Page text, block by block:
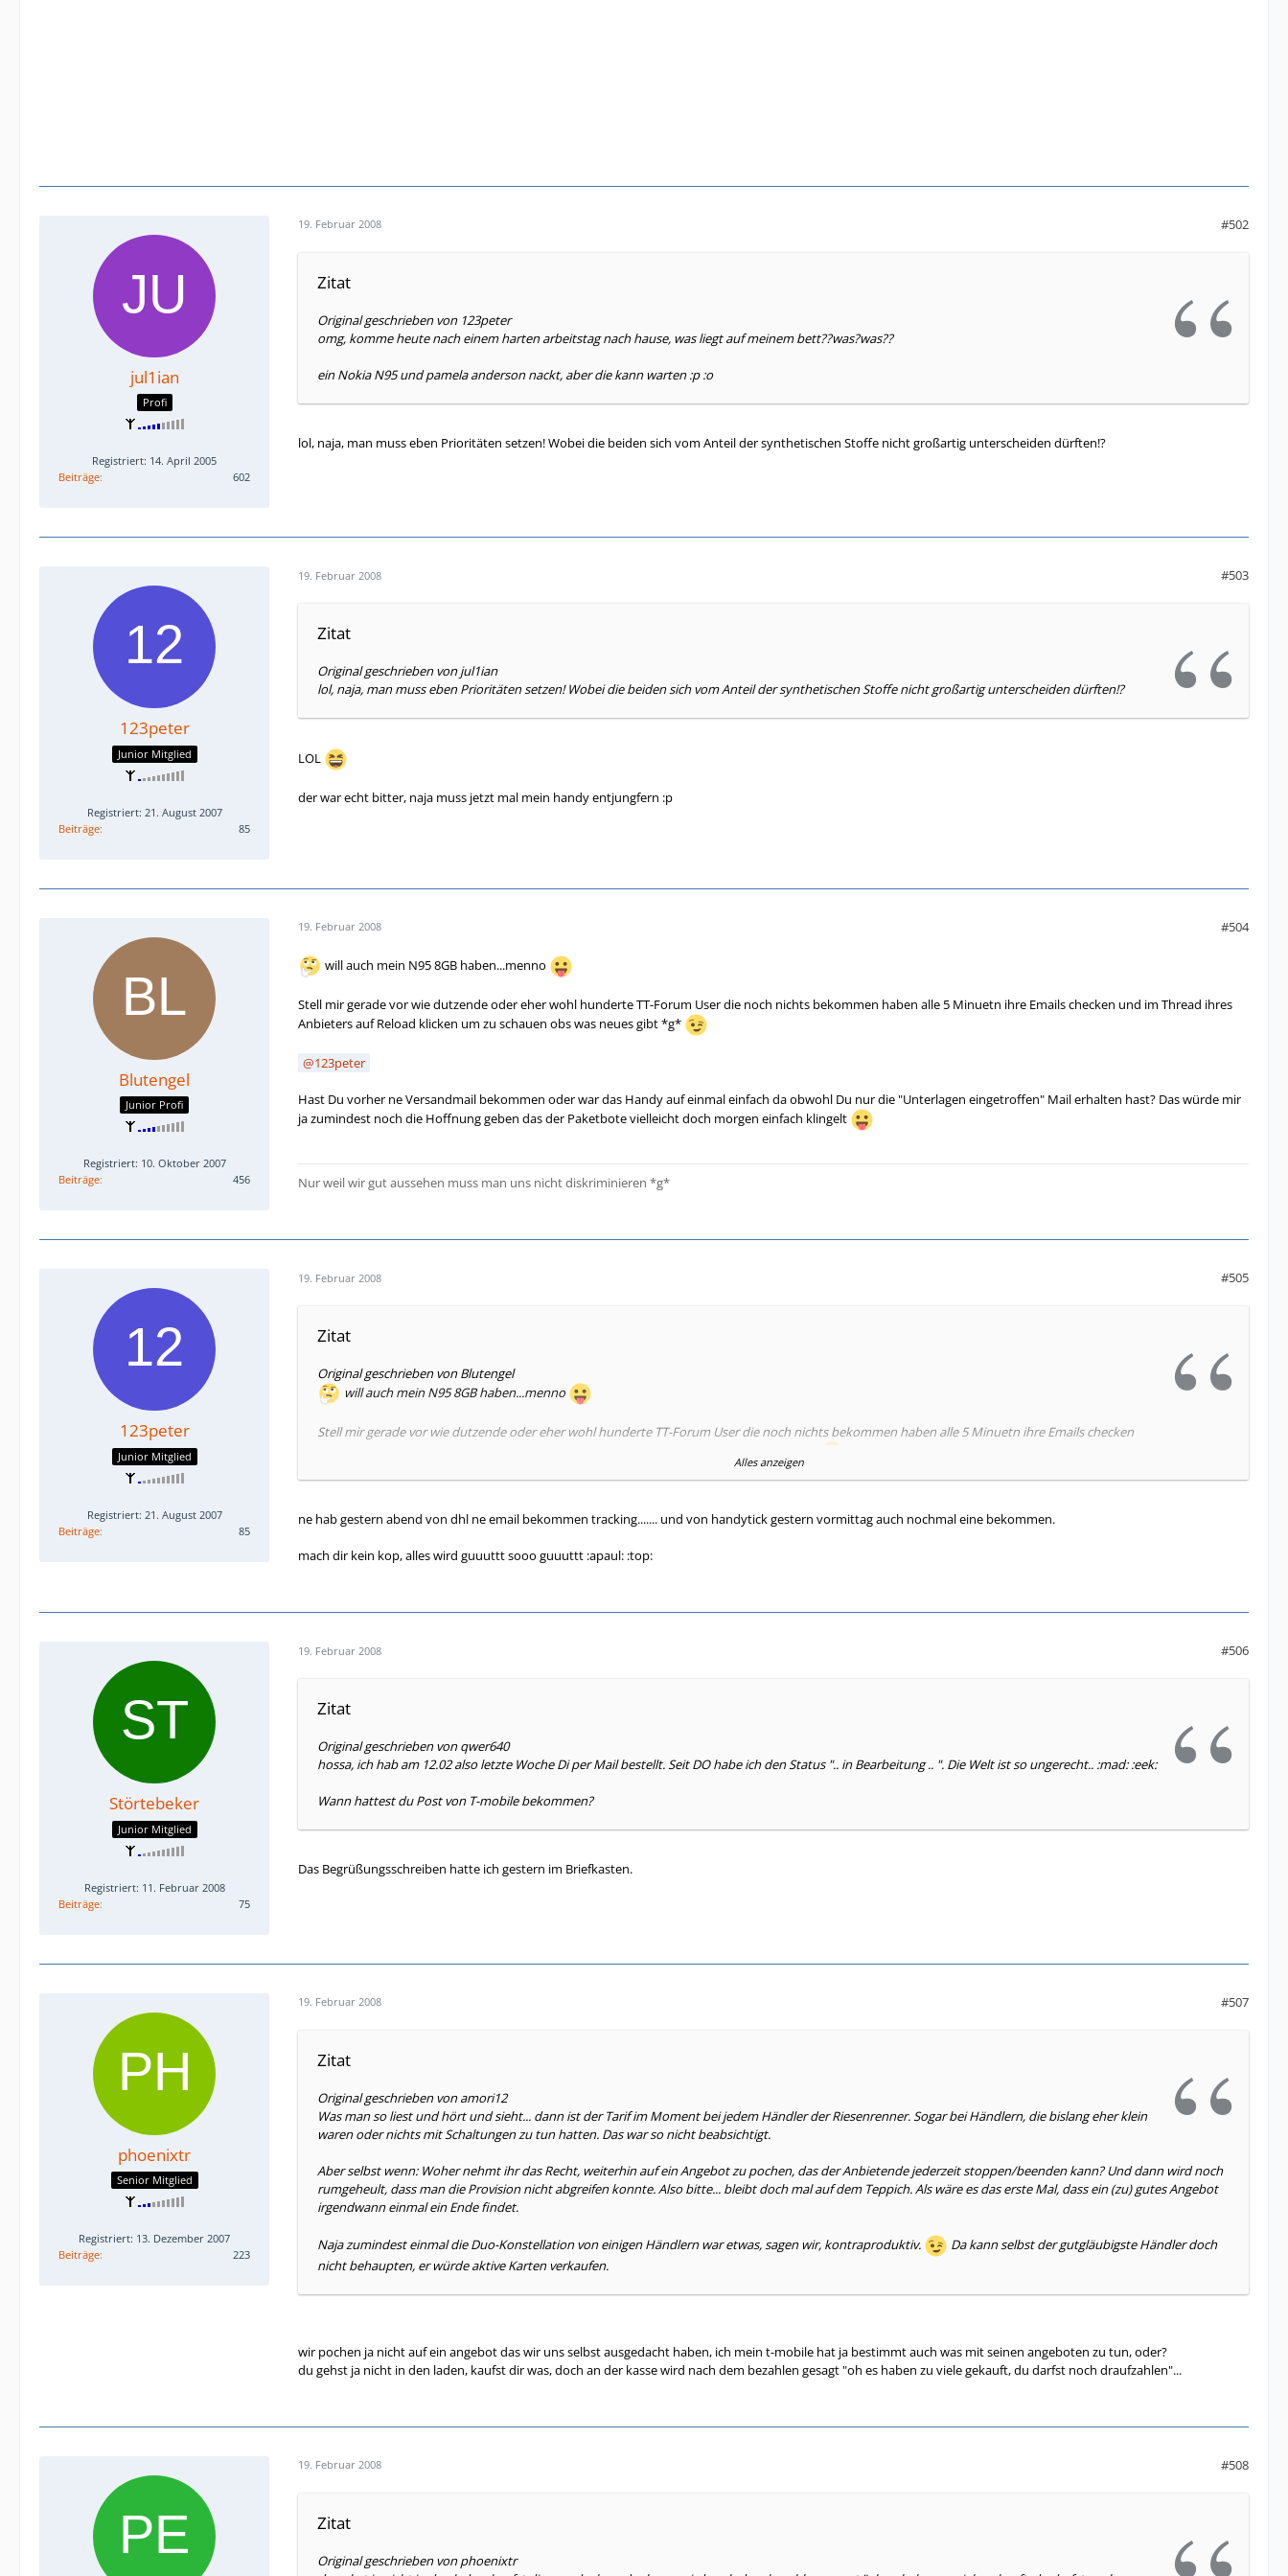
jul1ian
Profi
Registriert: 14. April 2005
Beiträge
602
19. Februar 2008 #502
Zitat
Original geschrieben von 123peter
omg, komme heute nach einem harten arbeitstag nach hause, was liegt auf meinem bett??was?was??
ein Nokia N95 und pamela anderson nackt, aber die kann warten :p :o
lol, naja, man muss eben Prioritäten setzen! Wobei die beiden sich vom Anteil der synthetischen Stoffe nicht großartig unterscheiden dürften!?
123peter
Junior Mitglied
Registriert: 21. August 2007
Beiträge
85
19. Februar 2008 #503
Zitat
Original geschrieben von jul1ian
lol, naja, man muss eben Prioritäten setzen! Wobei die beiden sich vom Anteil der synthetischen Stoffe nicht großartig unterscheiden dürften!?
LOL
der war echt bitter, naja muss jetzt mal mein handy entjungfern :p
Blutengel
Junior Profi
Registriert: 10. Oktober 2007
Beiträge
456
19. Februar 2008 #504
will auch mein N95 8GB haben...menno
Stell mir gerade vor wie dutzende oder eher wohl hunderte TT-Forum User die noch nichts bekommen haben alle 5 Minuetn ihre Emails checken und im Thread ihres
Anbieters auf Reload klicken um zu schauen obs was neues gibt *g*
123peter
Hast Du vorher ne Versandmail bekommen oder war das Handy auf einmal einfach da obwohl Du nur die "Unterlagen eingetroffen" Mail erhalten hast? Das würde mir
ja zumindest noch die Hoffnung geben das der Paketbote vielleicht doch morgen einfach klingelt
Nur weil wir gut aussehen muss man uns nicht diskriminieren *g*
123peter
Junior Mitglied
Registriert: 21. August 2007
Beiträge
85
19. Februar 2008 #505
Zitat
Original geschrieben von Blutengel
will auch mein N95 8GB haben...menno
Stell mir gerade vor wie dutzende oder eher wohl hunderte TT-Forum User die noch nichts bekommen haben alle 5 Minuetn ihre Emails checken
Hast Du vorher ne Versandmail bekommen oder war das Handy auf einmal einfach da obwohl Du nur die "Unterlagen eingetroffen" Mail erhalten
Alles anzeigen
ne hab gestern abend von dhl ne email bekommen tracking....... und von handytick gestern vormittag auch nochmal eine bekommen.
mach dir kein kop, alles wird guuuttt sooo guuuttt :apaul: :top:
Störtebeker
Junior Mitglied
Registriert: 11. Februar 2008
Beiträge
75
19. Februar 2008 #506
Zitat
Original geschrieben von qwer640
hossa, ich hab am 12.02 also letzte Woche Di per Mail bestellt. Seit DO habe ich den Status ".. in Bearbeitung .. ". Die Welt ist so ungerecht.. :mad: :eek:
Wann hattest du Post von T-mobile bekommen?
Das Begrüßungsschreiben hatte ich gestern im Briefkasten.
phoenixtr
Senior Mitglied
Registriert: 13. Dezember 2007
Beiträge
223
19. Februar 2008 #507
Zitat
Original geschrieben von amori12
Was man so liest und hört und sieht... dann ist der Tarif im Moment bei jedem Händler der Riesenrenner. Sogar bei Händlern, die bislang eher klein
waren oder nichts mit Schaltungen zu tun hatten. Das war so nicht beabsichtigt.
Aber selbst wenn: Woher nehmt ihr das Recht, weiterhin auf ein Angebot zu pochen, das der Anbietende jederzeit stoppen/beenden kann? Und dann wird noch
rumgeheult, dass man die Provision nicht abgreifen konnte. Also bitte... bleibt doch mal auf dem Teppich. Als wäre es das erste Mal, dass ein (zu) gutes Angebot
irgendwann einmal ein Ende findet.
Naja zumindest einmal die Duo-Konstellation von einigen Händlern war etwas, sagen wir, kontraproduktiv.
Da kann selbst der gutgläubigste Händler doch
nicht behaupten, er würde aktive Karten verkaufen.
wir pochen ja nicht auf ein angebot das wir uns selbst ausgedacht haben, ich mein t-mobile hat ja bestimmt auch was mit seinen angeboten zu tun, oder?
du gehst ja nicht in den laden, kaufst dir was, doch an der kasse wird nach dem bezahlen gesagt "oh es haben zu viele gekauft, du darfst noch draufzahlen"...
19. Februar 2008 #508
Zitat
Original geschrieben von phoenixtr